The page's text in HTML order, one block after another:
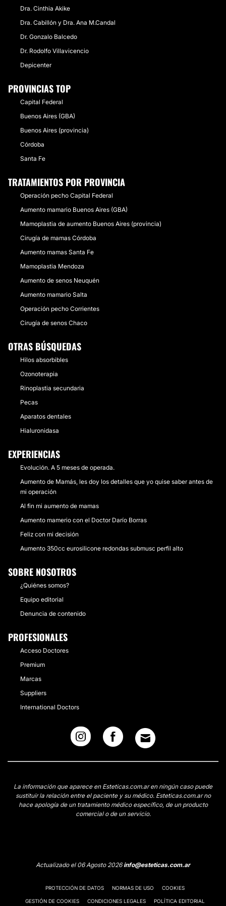
Dra. Cinthia Akike
Dra. Cabillón y Dra. Ana M.Candal
Dr. Gonzalo Balcedo
Dr. Rodolfo Villavicencio
Depicenter
PROVINCIAS TOP
Capital Federal
Buenos Aires (GBA)
Buenos Aires (provincia)
Córdoba
Santa Fe
TRATAMIENTOS POR PROVINCIA
Operación pecho Capital Federal
Aumento mamario Buenos Aires (GBA)
Mamoplastia de aumento Buenos Aires (provincia)
Cirugía de mamas Córdoba
Aumento mamas Santa Fe
Mamoplastia Mendoza
Aumento de senos Neuquén
Aumento mamario Salta
Operación pecho Corrientes
Cirugía de senos Chaco
OTRAS BÚSQUEDAS
Hilos absorbibles
Ozonoterapia
Rinoplastia secundaria
Pecas
Aparatos dentales
Hialuronidasa
EXPERIENCIAS
Evolución. A 5 meses de operada.
Aumento de Mamás, les doy los detalles que yo quise saber antes de
mi operación
Al fin mi aumento de mamas
Aumento mamerio con el Doctor Darío Borras
Feliz con mi decisión
Aumento 350cc eurosilicone redondas submusc perfil alto
SOBRE NOSOTROS
¿Quiénes somos?
Equipo editorial
Denuncia de contenido
PROFESIONALES
Acceso Doctores
Premium
Marcas
Suppliers
International Doctors
La información que aparece en Esteticas.com.ar en ningún caso puede
sustituir la relación entre el paciente y su médico. Esteticas.com.ar no
hace apología de un tratamiento médico específico, de un producto
comercial o de un servicio.
Actualizado el 06 Agosto 2026info@esteticas.com.ar
PROTECCIÓN DE DATOS NORMAS DE USO COOKIES
GESTIÓN DE COOKIES CONDICIONES LEGALES POLÍTICA EDITORIAL